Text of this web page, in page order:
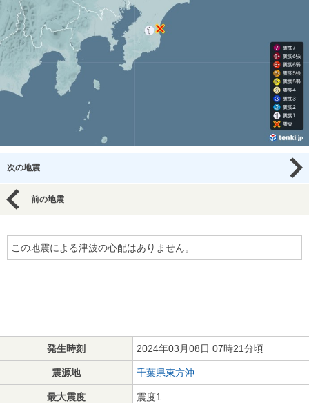
次の地震
前の地震
この地震による津波の心配はありません。
発生時刻 2024年03月08日 07時21分頃
震源地 千葉県東方沖
最大震度 震度1